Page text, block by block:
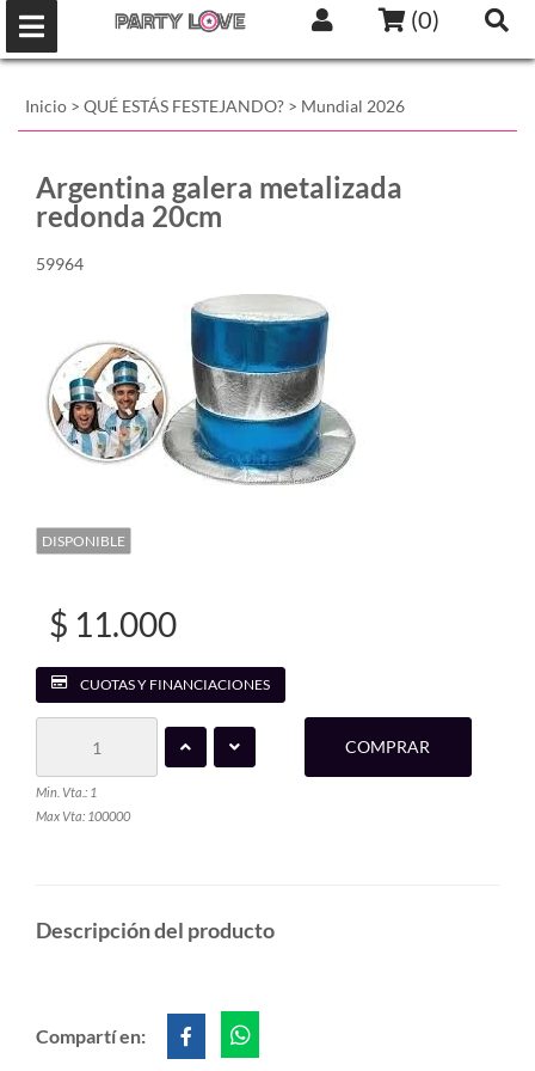
(0)
Inicio > QUÉ ESTÁS FESTEJANDO? > Mundial 2026
Argentina galera metalizada
redonda 20cm
59964
DISPONIBLE
$ 11.000
CUOTAS Y FINANCIACIONES
Min. Vta.: 1
Max Vta: 100000
COMPRAR
Descripción del producto
Compartí en: